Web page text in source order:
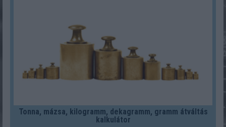
Tonna, mázsa, kilogramm, dekagramm, gramm átváltás
kalkulátor